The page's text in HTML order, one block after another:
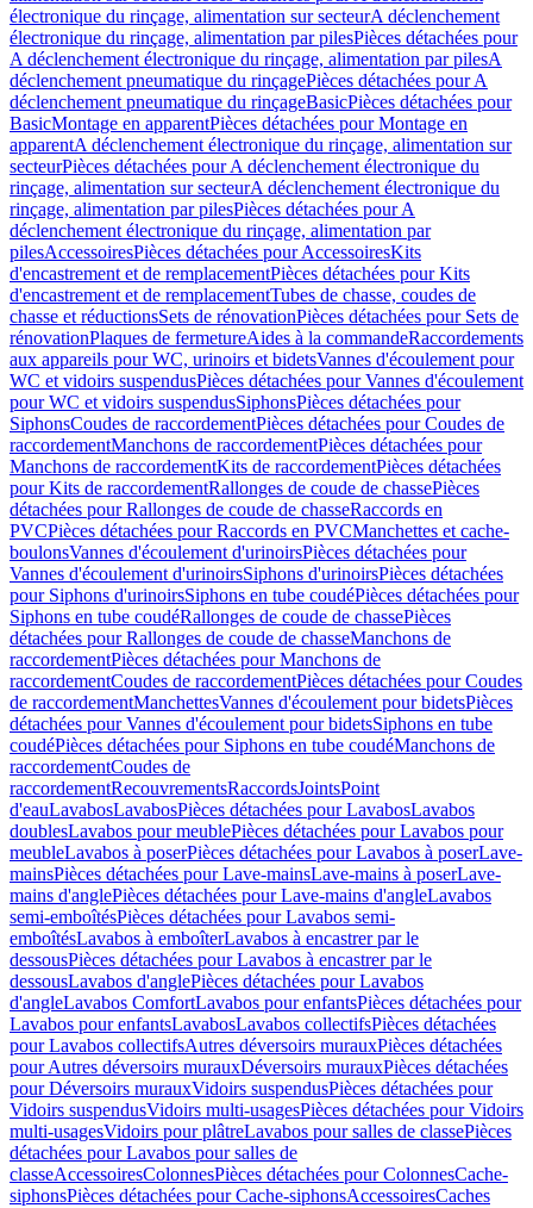
électronique du rinçage, alimentation sur secteurA déclenchement
électronique du rinçage, alimentation par pilesPièces détachées pour
A déclenchement électronique du rinçage, alimentation par pilesA
déclenchement pneumatique du rinçagePièces détachées pour A
déclenchement pneumatique du rinçageBasicPièces détachées pour
BasicMontage en apparentPièces détachées pour Montage en
apparentA déclenchement électronique du rinçage, alimentation sur
secteurPièces détachées pour A déclenchement électronique du
rinçage, alimentation sur secteurA déclenchement électronique du
rinçage, alimentation par pilesPièces détachées pour A
déclenchement électronique du rinçage, alimentation par
pilesAccessoiresPièces détachées pour AccessoiresKits
d'encastrement et de remplacementPièces détachées pour Kits
d'encastrement et de remplacementTubes de chasse, coudes de
chasse et réductionsSets de rénovationPièces détachées pour Sets de
rénovationPlaques de fermetureAides à la commandeRaccordements
aux appareils pour WC, urinoirs et bidetsVannes d'écoulement pour
WC et vidoirs suspendusPièces détachées pour Vannes d'écoulement
pour WC et vidoirs suspendusSiphonsPièces détachées pour
SiphonsCoudes de raccordementPièces détachées pour Coudes de
raccordementManchons de raccordementPièces détachées pour
Manchons de raccordementKits de raccordementPièces détachées
pour Kits de raccordementRallonges de coude de chassePièces
détachées pour Rallonges de coude de chasseRaccords en
PVCPièces détachées pour Raccords en PVCManchettes et cache-
boulonsVannes d'écoulement d'urinoirsPièces détachées pour
Vannes d'écoulement d'urinoirsSiphons d'urinoirsPièces détachées
pour Siphons d'urinoirsSiphons en tube coudéPièces détachées pour
Siphons en tube coudéRallonges de coude de chassePièces
détachées pour Rallonges de coude de chasseManchons de
raccordementPièces détachées pour Manchons de
raccordementCoudes de raccordementPièces détachées pour Coudes
de raccordementManchettesVannes d'écoulement pour bidetsPièces
détachées pour Vannes d'écoulement pour bidetsSiphons en tube
coudéPièces détachées pour Siphons en tube coudéManchons de
raccordementCoudes de
raccordementRecouvrementsRaccordsJointsPoint
d'eauLavabosLavabosPièces détachées pour LavabosLavabos
doublesLavabos pour meublePièces détachées pour Lavabos pour
meubleLavabos à poserPièces détachées pour Lavabos à poserLave-
mainsPièces détachées pour Lave-mainsLave-mains à poserLave-
mains d'anglePièces détachées pour Lave-mains d'angleLavabos
semi-emboîtésPièces détachées pour Lavabos semi-
emboîtésLavabos à emboîterLavabos à encastrer par le
dessousPièces détachées pour Lavabos à encastrer par le
dessousLavabos d'anglePièces détachées pour Lavabos
d'angleLavabos ComfortLavabos pour enfantsPièces détachées pour
Lavabos pour enfantsLavabosLavabos collectifsPièces détachées
pour Lavabos collectifsAutres déversoirs murauxPièces détachées
pour Autres déversoirs murauxDéversoirs murauxPièces détachées
pour Déversoirs murauxVidoirs suspendusPièces détachées pour
Vidoirs suspendusVidoirs multi-usagesPièces détachées pour Vidoirs
multi-usagesVidoirs pour plâtreLavabos pour salles de classePièces
détachées pour Lavabos pour salles de
classeAccessoiresColonnesPièces détachées pour ColonnesCache-
siphonsPièces détachées pour Cache-siphonsAccessoiresCaches